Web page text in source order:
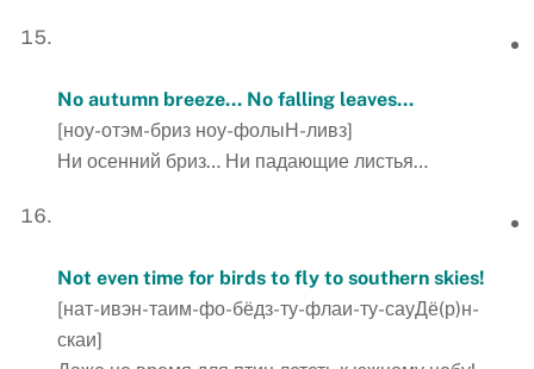
No autumn breeze… No falling leaves…
[ноу-отэм-бриз ноу-фолыН-ливз]
Ни осенний бриз… Ни падающие листья…
Not even time for birds to fly to southern skies!
[нат-ивэн-таим-фо-бёдз-ту-флаи-ту-сауДё(р)н-
скаи]